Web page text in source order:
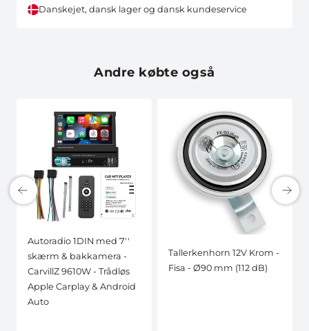
Danskejet, dansk lager og dansk kundeservice
Andre købte også
Autoradio 1DIN med 7''
skærm & bakkamera -
CarvillZ 9610W - Trådløs
Apple Carplay & Android
Auto
Tallerkenhorn 12V Krom -
Fisa - Ø90 mm (112 dB)